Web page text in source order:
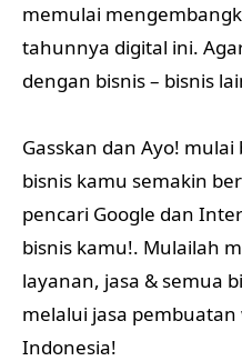
memulai
tahunnya digital ini.
dengan bisnis – bisnis
Gasskan dan Ayo!
bisnis kamu semakin
pencari Google dan
bisnis kamu!. Mulailah
layanan, jasa & semua
melalui jasa pembuatan
Indonesia!